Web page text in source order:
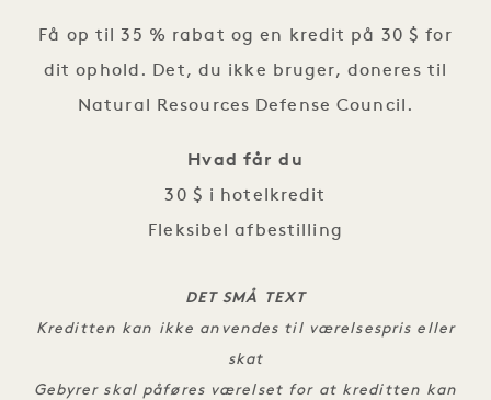
Få op til 35 % rabat og en kredit på 30 $ for
dit ophold. Det, du ikke bruger, doneres til
Natural Resources Defense Council.
Hvad får du
30 $ i hotelkredit
Fleksibel afbestilling
DET SMÅ TEXT
Kreditten kan ikke anvendes til værelsespris eller
skat
Gebyrer skal påføres værelset for at kreditten kan